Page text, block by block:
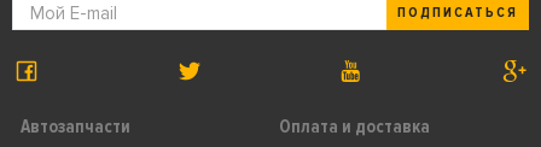
Автозапчасти
Оплата и доставка
ПОДПИСАТЬСЯ